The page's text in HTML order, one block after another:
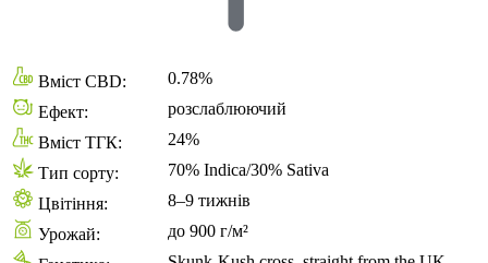
Вміст CBD:
0.78%
Ефект:
розслаблюючий
Вміст ТГК:
24%
Тип сорту:
70% Indica/30% Sativa
Цвітіння:
8–9 тижнів
Урожай:
до 900 г/м²